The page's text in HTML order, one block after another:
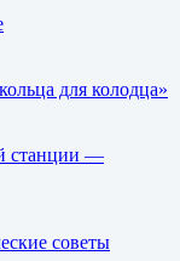
для колодца»
станции —
советы